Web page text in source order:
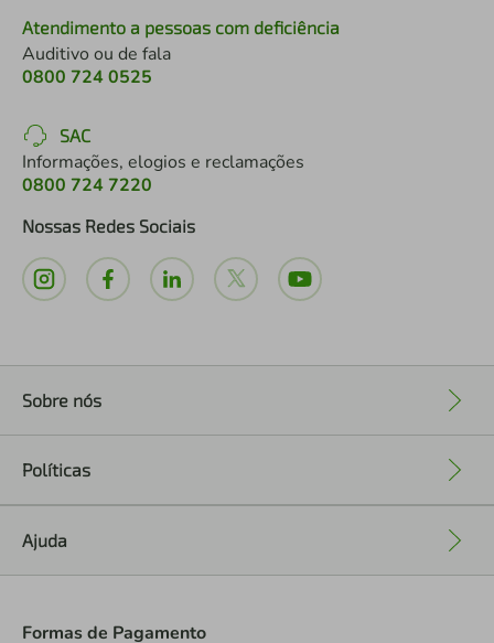
Atendimento a pessoas com deficiência
Auditivo ou de fala
0800 724 0525
SAC
Informações, elogios e reclamações
0800 724 7220
Nossas Redes Sociais
Sobre nós
Políticas
Ajuda
Formas de Pagamento